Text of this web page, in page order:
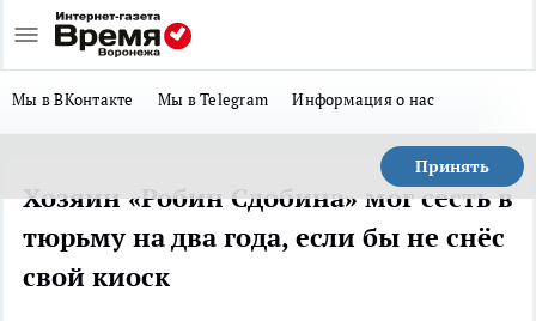
Мы в ВКонтакте Мы в Telegram Информация о нас
Принять
Хозяин «Робин Сдобина» мог сесть в
тюрьму на два года, если бы не снёс
свой киоск